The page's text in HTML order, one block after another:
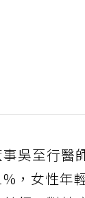
吳至行醫
，女性年